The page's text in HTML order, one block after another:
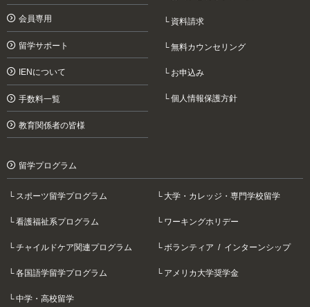
会員専用
留学サポート
IENについて
手数料一覧
教育関係者の皆様
資料請求
無料カウンセリング
お申込み
個人情報保護方針
留学プログラム
スポーツ留学プログラム
看護福祉系プログラム
チャイルドケア関連プログラム
各国語学留学プログラム
中学・高校留学
大学・カレッジ・専門学校留学
ワーキングホリデー
ボランティア / インターンシップ
アメリカ大学奨学金